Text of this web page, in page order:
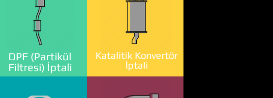
DPF (Partikül
Filtresi) İptali
Katalitik Konvertör
İptali